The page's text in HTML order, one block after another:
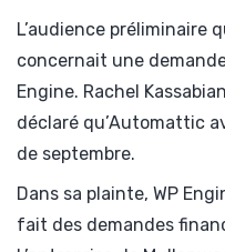
L’audience préliminaire
concernait une
Engine. Rachel
déclaré qu’Automattic
de septembre.
Dans sa plainte, WP
fait des demandes